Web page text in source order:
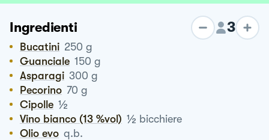
Ingredienti 3
Bucatini 250 g
Guanciale 150 g
Asparagi 300 g
Pecorino 70 g
Cipolle ½
Vino bianco (13 %vol) ½ bicchiere
Olio evo q.b.